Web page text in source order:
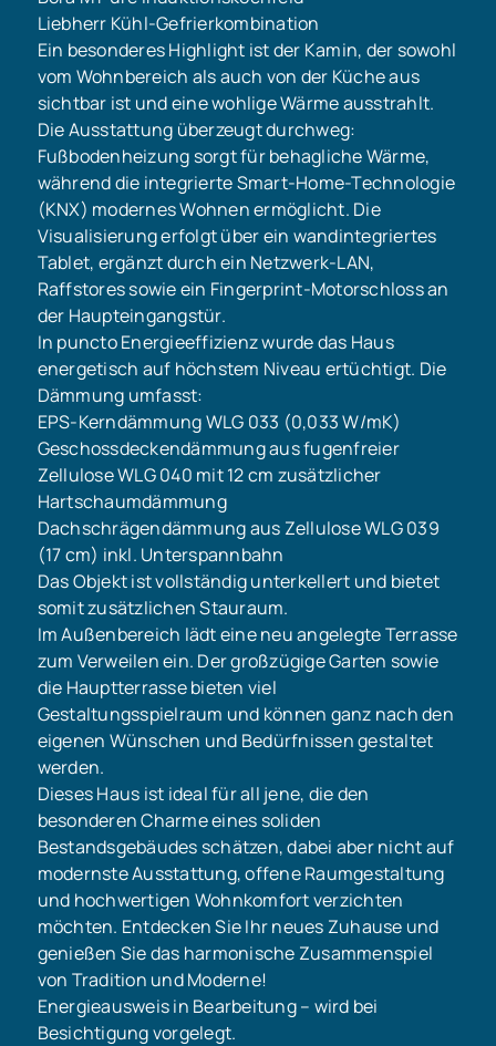
Liebherr Kühl-Gefrierkombination
Ein besonderes Highlight ist der Kamin, der sowohl
vom Wohnbereich als auch von der Küche aus
sichtbar ist und eine wohlige Wärme ausstrahlt.
Die Ausstattung überzeugt durchweg:
Fußbodenheizung sorgt für behagliche Wärme,
während die integrierte Smart-Home-Technologie
(KNX) modernes Wohnen ermöglicht. Die
Visualisierung erfolgt über ein wandintegriertes
Tablet, ergänzt durch ein Netzwerk-LAN,
Raffstores sowie ein Fingerprint-Motorschloss an
der Haupteingangstür.
In puncto Energieeffizienz wurde das Haus
energetisch auf höchstem Niveau ertüchtigt. Die
Dämmung umfasst:
EPS-Kerndämmung WLG 033 (0,033 W/mK)
Geschossdeckendämmung aus fugenfreier
Zellulose WLG 040 mit 12 cm zusätzlicher
Hartschaumdämmung
Dachschrägendämmung aus Zellulose WLG 039
(17 cm) inkl. Unterspannbahn
Das Objekt ist vollständig unterkellert und bietet
somit zusätzlichen Stauraum.
Im Außenbereich lädt eine neu angelegte Terrasse
zum Verweilen ein. Der großzügige Garten sowie
die Hauptterrasse bieten viel
Gestaltungsspielraum und können ganz nach den
eigenen Wünschen und Bedürfnissen gestaltet
werden.
Dieses Haus ist ideal für all jene, die den
besonderen Charme eines soliden
Bestandsgebäudes schätzen, dabei aber nicht auf
modernste Ausstattung, offene Raumgestaltung
und hochwertigen Wohnkomfort verzichten
möchten. Entdecken Sie Ihr neues Zuhause und
genießen Sie das harmonische Zusammenspiel
von Tradition und Moderne!
Energieausweis in Bearbeitung – wird bei
Besichtigung vorgelegt.